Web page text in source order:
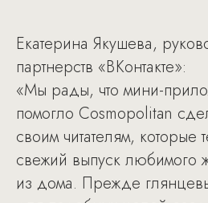
Екатерина Якушева,
партнерств «ВКонтакте»:
«Мы рады, что мини-
помогло Cosmopolitan
своим читателям, которые
свежий выпуск любимого
из дома. Прежде